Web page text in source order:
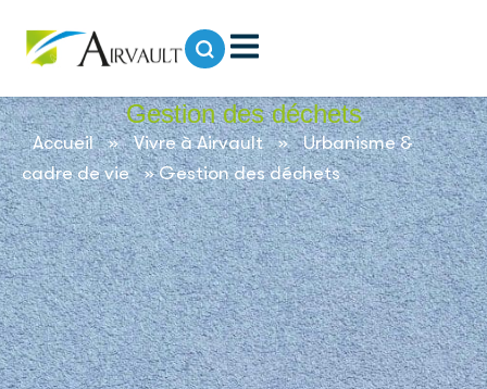
Gestion des déchets
Accueil » Vivre à Airvault » Urbanisme &
cadre de vie »Gestion des déchets